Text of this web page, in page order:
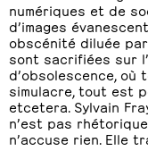
numériques et de
d’images
obscénité diluée
sont sacrifiées sur
d’obsolescence,
simulacre, tout est
etcetera. Sylvain
n’est pas
n’accuse rien. Elle